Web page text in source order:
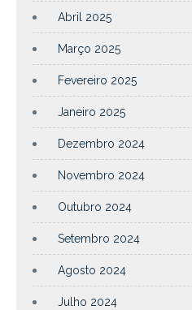
Abril 2025
Março 2025
Fevereiro 2025
Janeiro 2025
Dezembro 2024
Novembro 2024
Outubro 2024
Setembro 2024
Agosto 2024
Julho 2024